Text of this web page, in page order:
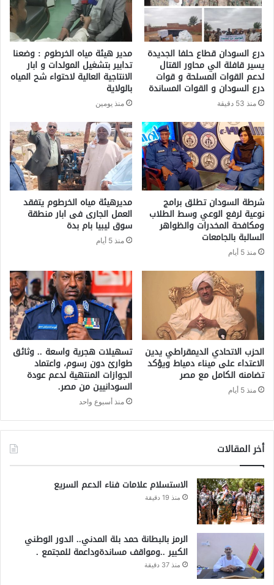
درع السودان قطاع حلفا الجديدة
يسير قافلة الي محاور القتال
لدعم القوات المسلحة و قوات
درع السودان و القوات المساندة
منذ 53 دقيقة
مدير هيئة مياه الخرطوم : وضعنا
تدابير بتشغيل المولدات و ابار
الانتاجية العالية لاحتواء شح المياه
بالولاية
منذ يومين
شرطة السودان تطلق برامج
نوعية لرفع الوعي وسط الطلاب
ومكافحة المخدرات والظواهر
السالبة بالجامعات
منذ 5 أيام
مديرهيئة مياه الخرطوم يتفقد
العمل الجارى فى ابار منطقة
سوق ليبيا بام بدة
منذ 5 أيام
الحزب الاتحادي الديمقراطي يدين
الاعتداء على ميناء دمياط ويؤكد
تضامنه الكامل مع مصر
منذ 5 أيام
تسهيلات هجرية واسعة .. وثائق
طوارئ دون رسوم، واعتماد
الجوازات المنتهية لدعم عودة
السودانيين من مصر.
منذ أسبوع واحد
أخر المقالات
الاستسلام علامات فناء الدعم السريع
منذ 19 دقيقة
الرمز بالبطانة حمد بلة المدني.. الدور الوطني
الكبير ..ومواقف مساندةوداعمة للمجتمع .
منذ 37 دقيقة